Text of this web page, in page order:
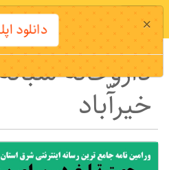
داروخانه
خیرآّباد
× دانلود